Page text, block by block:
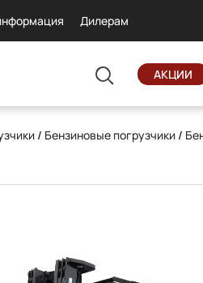
Дилерам
АКЦИИ
/ Бензиновые погрузчики /